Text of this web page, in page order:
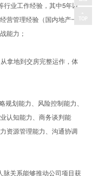
行业工作经验，其中5年以
营管理经验（国内地产一
能力；
拿地到交房完整运作，体
划能力、风险控制能力、
认知能力、商务谈判能
资源管理能力、沟通协调
脉关系能够推动公司项目获